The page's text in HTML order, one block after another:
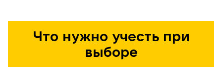
Что нужно учесть при
выборе